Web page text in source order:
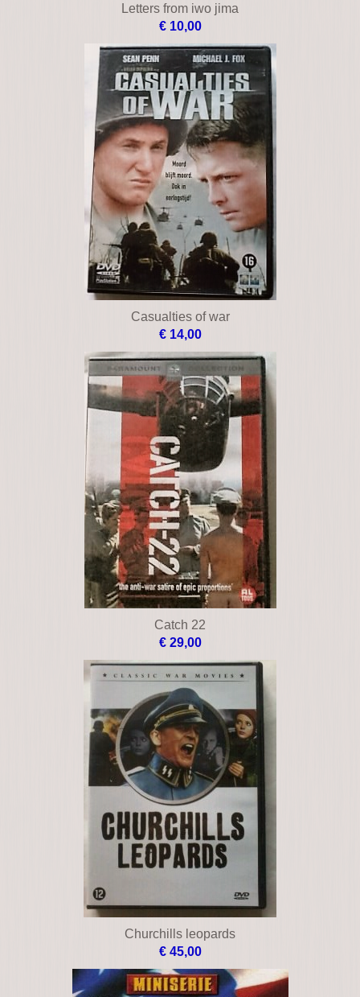
Letters from iwo jima
€ 10,00
Casualties of war
€ 14,00
Catch 22
€ 29,00
Churchills leopards
€ 45,00